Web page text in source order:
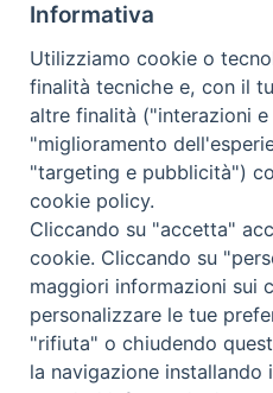
dalle 9.00
tel. +39
Ufficio
tel. +39
Informativa
Utilizziamo cookie o
finalità tecniche e, con il
altre finalità ("interazioni
"miglioramento
"targeting e pubblicità")
cookie policy.
Cliccando su "accetta"
cookie. Cliccando su
maggiori informazioni sui
personalizzare le tue
"rifiuta" o chiudendo
la navigazione installando